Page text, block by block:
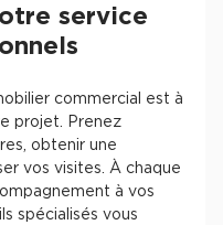
service
commercial est à
projet. Prenez
obtenir une
vos visites. À chaque
à vos
spécialisés vous